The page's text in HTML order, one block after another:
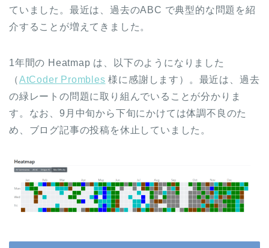
ていました。最近は、過去のABC で典型的な問題を紹
介することが増えてきました。
1年間の Heatmap は、以下のようになりました
（AtCoder Prombles 様に感謝します）。最近は、過去
の緑レートの問題に取り組んでいることが分かりま
す。なお、9月中旬から下旬にかけては体調不良のた
め、ブログ記事の投稿を休止していました。